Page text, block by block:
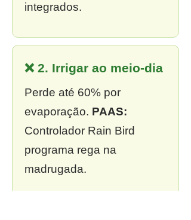
integrados.
❌ 2. Irrigar ao meio-dia
Perde até 60% por
evaporação. PAAS:
Controlador Rain Bird
programa rega na
madrugada.